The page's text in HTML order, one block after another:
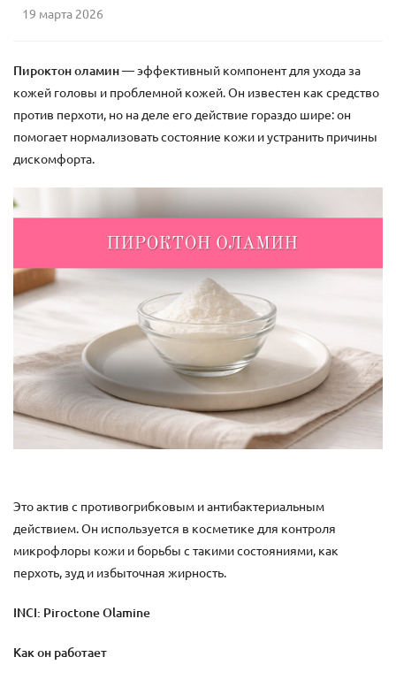
19 марта 2026
Пироктон оламин— эффективный компонент для ухода за
кожей головы и проблемной кожей. Он известен как средство
против перхоти, но на деле его действие гораздо шире: он
помогает нормализовать состояние кожи и устранить причины
дискомфорта.
Это актив с противогрибковым и антибактериальным
действием. Он используется в косметике для контроля
микрофлоры кожи и борьбы с такими состояниями, как
перхоть, зуд и избыточная жирность.
INCI: Piroctone Olamine
Как он работает